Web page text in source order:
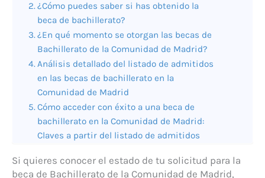
¿Cómo puedes saber si has obtenido la
beca de bachillerato?
¿En qué momento se otorgan las becas de
Bachillerato de la Comunidad de Madrid?
Análisis detallado del listado de admitidos
en las becas de bachillerato en la
Comunidad de Madrid
Cómo acceder con éxito a una beca de
bachillerato en la Comunidad de Madrid:
Claves a partir del listado de admitidos
Si quieres conocer el estado de tu solicitud para la
beca de Bachillerato de la Comunidad de Madrid,